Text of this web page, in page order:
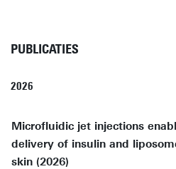
PUBLICATIES
2026
Microfluidic jet injections
delivery of insulin and
skin (2026)